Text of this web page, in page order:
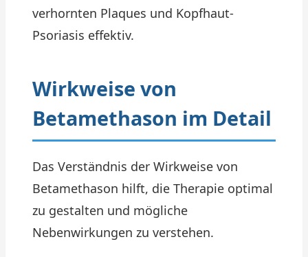
verhornten Plaques und Kopfhaut-
Psoriasis effektiv.
Wirkweise von
Betamethason im Detail
Das Verständnis der Wirkweise von
Betamethason hilft, die Therapie optimal
zu gestalten und mögliche
Nebenwirkungen zu verstehen.